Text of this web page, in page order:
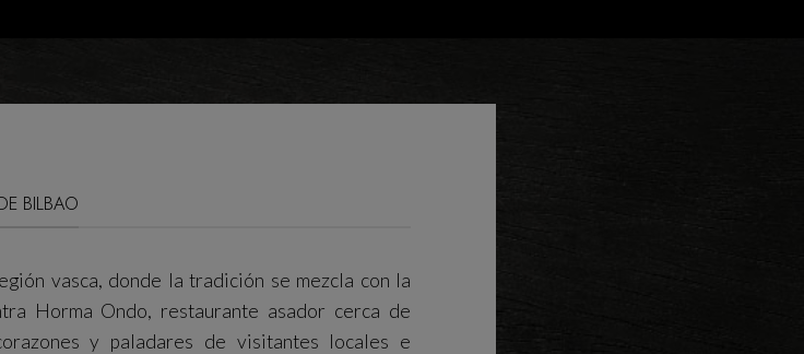
BILBAO
vasca, donde la tradición se mezcla con la
Horma Ondo, restaurante asador cerca de
y paladares de visitantes locales e